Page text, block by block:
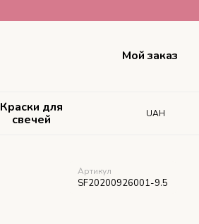
Мой заказ
Краски для
свечей
UAH
Артикул
SF20200926001-9.5